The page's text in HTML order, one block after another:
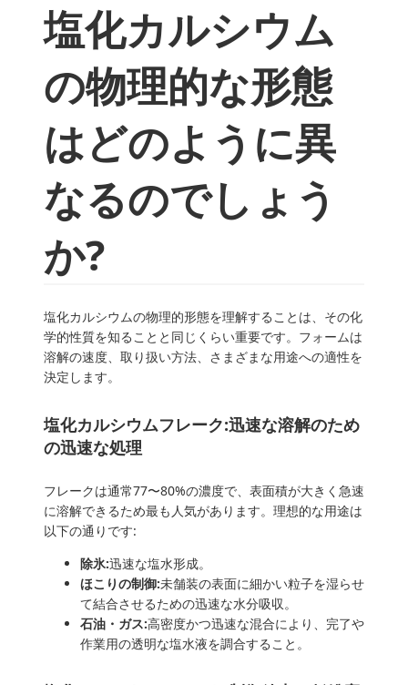
塩化カルシウム
の物理的な形態
はどのように異
なるのでしょう
か?
塩化カルシウムの物理的形態を理解することは、その化
学的性質を知ることと同じくらい重要です。フォームは
溶解の速度、取り扱い方法、さまざまな用途への適性を
決定します。
塩化カルシウムフレーク:迅速な溶解のため
の迅速な処理
フレークは通常77〜80%の濃度で、表面積が大きく急速
に溶解できるため最も人気があります。理想的な用途は
以下の通りです:
除氷:迅速な塩水形成。
ほこりの制御:未舗装の表面に細かい粒子を湿らせ
て結合させるための迅速な水分吸収。
石油・ガス:高密度かつ迅速な混合により、完了や
作業用の透明な塩水液を調合すること。